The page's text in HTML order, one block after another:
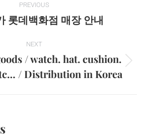
PREVIOUS
Previous
롯데백화점 매장 안내
NEXT
Next
post:
/ watch. hat. cushion.
/ Distribution in Korea